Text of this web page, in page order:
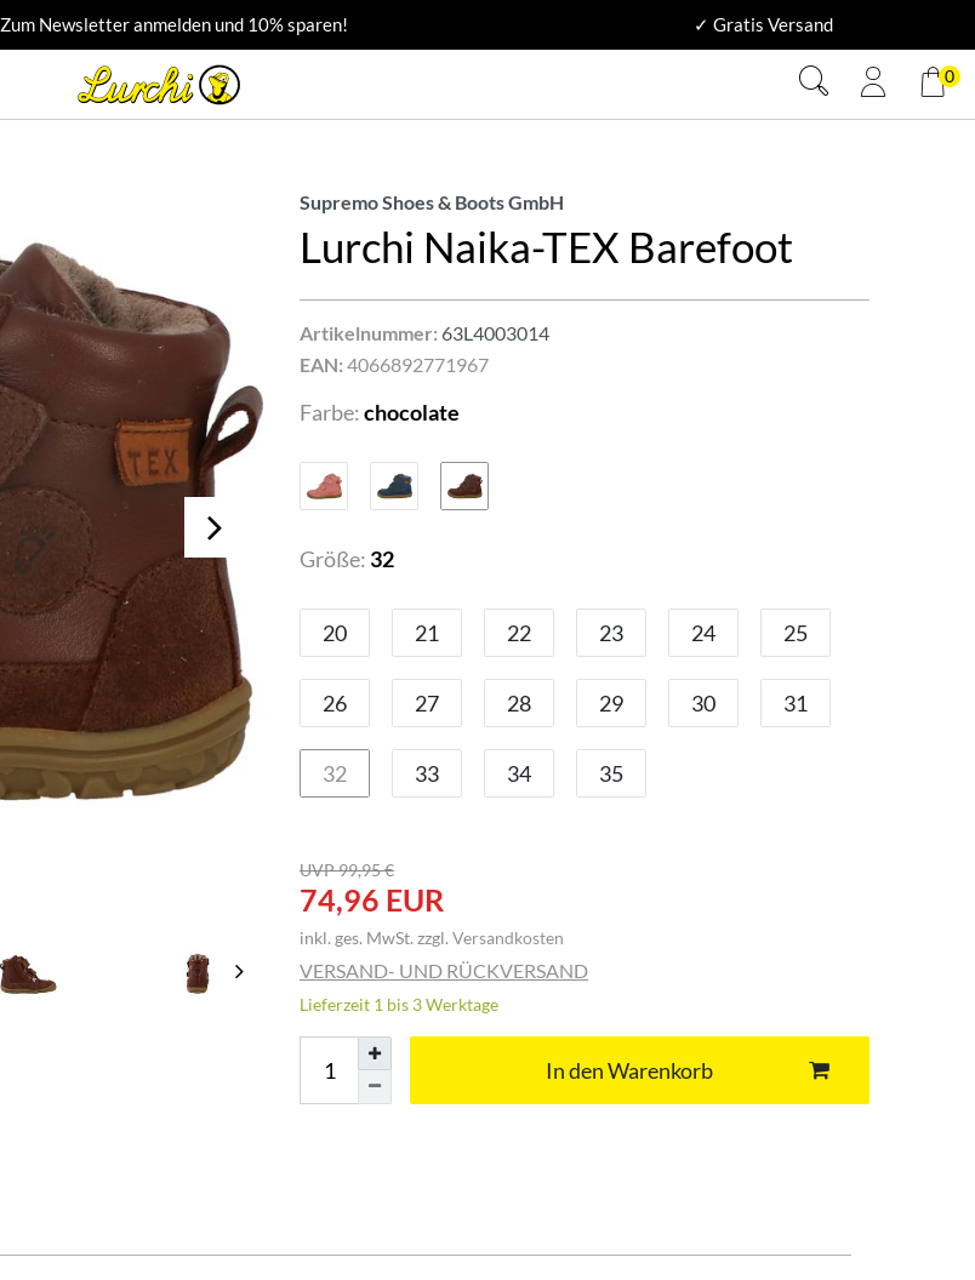
Zum Newsletter anmelden und 10% sparen! ✓ Gratis Versand
0
Supremo Shoes & Boots GmbH
Lurchi Naika-TEX Barefoot
Artikelnummer: 63L4003014
EAN: 4066892771967
Farbe:chocolate
Größe: 32
20 21 22 23 24 25
26 27 28 29 30 31
32 33 34 35
UVP 99,95 €
74,96 EUR
inkl. ges. MwSt. zzgl. Versandkosten
VERSAND- UND RÜCKVERSAND
Lieferzeit 1 bis 3 Werktage
In den Warenkorb